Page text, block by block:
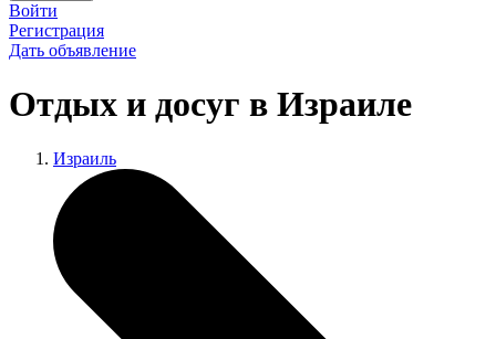
Войти
Регистрация
Дать объявление
Отдых и досуг в Израиле
Израиль